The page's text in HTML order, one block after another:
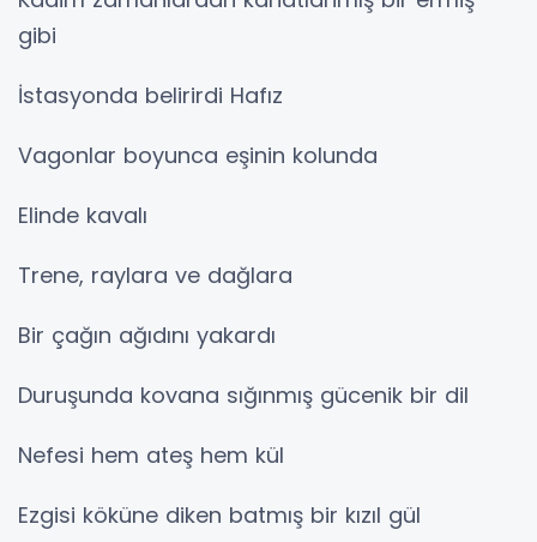
gibi
İstasyonda belirirdi Hafız
Vagonlar boyunca eşinin kolunda
Elinde kavalı
Trene, raylara ve dağlara
Bir çağın ağıdını yakardı
Duruşunda kovana sığınmış gücenik bir dil
Nefesi hem ateş hem kül
Ezgisi köküne diken batmış bir kızıl gül